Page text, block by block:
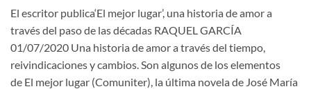
El escritor publica‘El mejor lugar’, una historia de amor a
través del paso de las décadas RAQUEL GARCÍA
01/07/2020 Una historia de amor a través del tiempo,
reivindicaciones y cambios. Son algunos de los elementos
de El mejor lugar (Comuniter), la última novela de José María